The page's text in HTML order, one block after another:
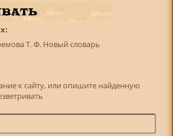
Т. Ф. Новый словарь
к сайту, или опишите найденную